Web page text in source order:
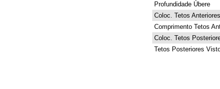
Profundidade Úbere
Coloc. Tetos Anteriores
Comprimento Tetos
Coloc. Tetos
Tetos Posteriores